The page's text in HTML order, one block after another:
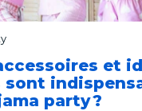
et
sont
party ?